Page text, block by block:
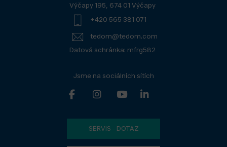
Výčapy 195, 674 01 Výčapy
+420 565 381 071
tedom@tedom.com
Datová schránka: mfrg582
Jsme na sociálních sítích
SERVIS - DOTAZ